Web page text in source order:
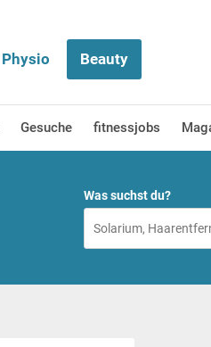
Physio Beauty
Gesuche fitnessjobs
Was suchst du?